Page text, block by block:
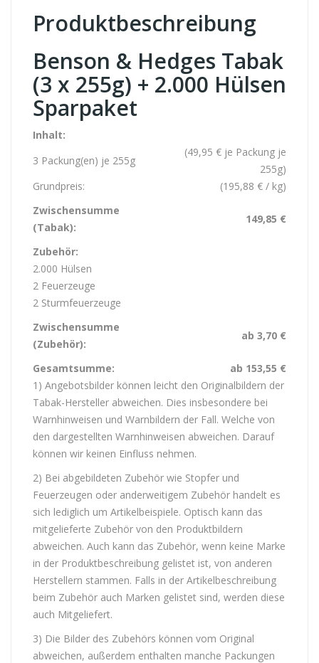
Produktbeschreibung
Benson & Hedges Tabak
(3 x 255g) + 2.000 Hülsen
Sparpaket
Inhalt:
Gesamtsumme: ab 153,55 €
3 Packung(en) ​je 255g
(49,95 € ​je Packung ​je
255g)
Grundpreis:
(195,88 € / kg)
Zwischensumme
(Tabak):
149,85 €
Zubehör:
2.000 Hülsen
2 Feuerzeuge
2 Sturmfeuerzeuge
Zwischensumme
(Zubehör):
ab 3,70 €
1) Angebotsbilder können leicht den Originalbildern der
Tabak-Hersteller abweichen. Dies insbesondere bei
Warnhinweisen und Warnbildern der Fall. Welche von
den dargestellten Warnhinweisen abweichen. Darauf
können wir keinen Einfluss nehmen.
2) Bei abgebildeten Zubehör wie Stopfer und
Feuerzeugen oder anderweitigem Zubehör handelt es
sich lediglich um Artikelbeispiele. Optisch kann das
mitgelieferte Zubehör von den Produktbildern
abweichen. Auch kann das Zubehör, wenn keine Marke
in der Produktbeschreibung gelistet ist, von anderen
Herstellern stammen. Falls in der Artikelbeschreibung
beim Zubehör auch Marken gelistet sind, werden diese
auch Mitgeliefert.
3) Die Bilder des Zubehörs können vom Original
abweichen, außerdem enthalten manche Packungen